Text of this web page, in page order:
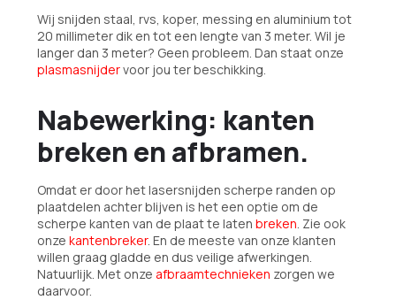
Wij snijden staal, rvs, koper, messing en aluminium tot
20 millimeter dik en tot een lengte van 3 meter. Wil je
langer dan 3 meter? Geen probleem. Dan staat onze
plasmasnijdervoor jou ter beschikking.
Nabewerking: kanten
breken en afbramen.
Omdat er door het lasersnijden scherpe randen op
plaatdelen achter blijven is het een optie om de
scherpe kanten van de plaat te laten breken . Zie ook
onze kantenbreker. En de meeste van onze klanten
willen graag gladde en dus veilige afwerkingen.
Natuurlijk. Met onze afbraamtechnieken zorgen we
daarvoor.